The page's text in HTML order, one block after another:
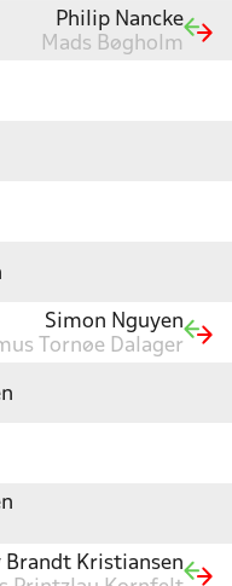
Philip Nancke
Mads Bøgholm
Simon Nguyen
Tornøe Dalager
Brandt Kristiansen